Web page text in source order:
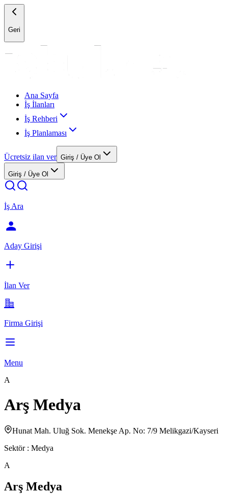
Geri
Ana Sayfa
İş İlanları
İş Rehberi
İş Planlaması
Ücretsiz ilan ver Giriş / Üye Ol
Giriş / Üye Ol
İş Ara
Aday Girişi
İlan Ver
Firma Girişi
Menu
A
Arş Medya
Hunat Mah. Uluğ Sok. Menekşe Ap. No: 7/9 Melikgazi/Kayseri
Sektör : Medya
A
Arş Medya